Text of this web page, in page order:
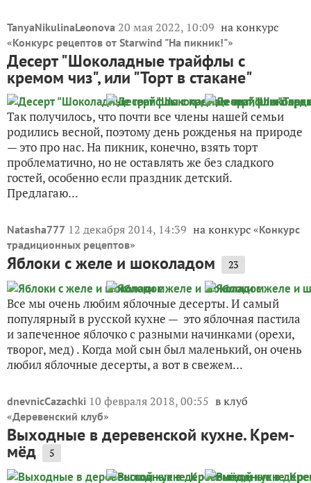
TanyaNikulinaLeonova 20 мая 2022, 10:09 на конкурс
«Конкурс рецептов от Starwind "На пикник!"»
Десерт "Шоколадные трайфлы с
кремом чиз", или "Торт в стакане"
Так получилось, что почти все члены нашей семьи
родились весной, поэтому день рожденья на природе
— это про нас. На пикник, конечно, взять торт
проблематично, но не оставлять же без сладкого
гостей, особенно если праздник детский.
Предлагаю...
Natasha777 12 декабря 2014, 14:39 на конкурс «Конкурс
традиционных рецептов»
Яблоки с желе и шоколадом 23
Все мы очень любим яблочные десерты. И самый
популярный в русской кухне — это яблочная пастила
и запеченное яблочко с разными начинками (орехи,
творог, мед) . Когда мой сын был маленький, он очень
любил яблочные десерты, а вот в свежем...
dnevnicCazachki 10 февраля 2018, 00:55 в клуб
«Деревенский клуб»
Выходные в деревенской кухне. Крем-
мёд 5